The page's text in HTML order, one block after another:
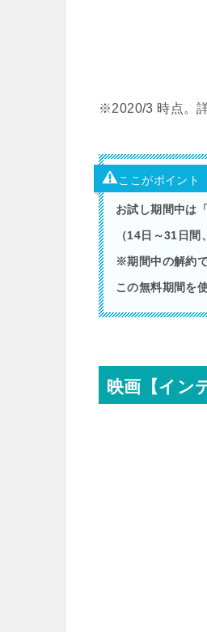
※2020/3 時点。
ここがポイント
お試し期間中は
（14日～31日間
※期間中の解約
この無料期間を
映画【イン